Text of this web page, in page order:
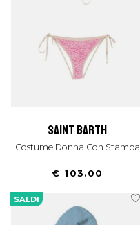
saint barth
Costume Donna Con Stampa
€ 103.00
SALDI